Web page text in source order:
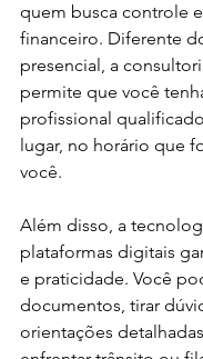
quem busca controle
financeiro. Diferente
presencial, a
permite que você
profissional
lugar, no horário que
você.
Além disso, a
plataformas digitais
e praticidade. Você
documentos, tirar
orientações